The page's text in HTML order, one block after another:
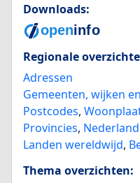
Downloads:
Regionale
Adressen
Gemeenten, wijken
Postcodes,
Provincies, Nederland
Landen wereldwijd,
Thema overzichten: